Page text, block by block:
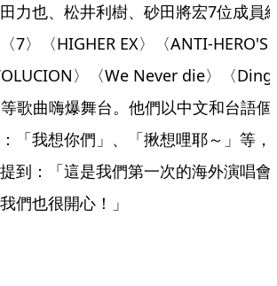
力也、松井利樹、砂田將宏7位成員
7〉〈HIGHER EX〉〈ANTI-HERO'S
〉〈We Never die〉〈Ding
歌曲嗨爆舞台。他們以中文和台語個
「我想你們」、「揪想哩耶～」等，
到：「這是我們第一次的海外演唱會
們也很開心！」